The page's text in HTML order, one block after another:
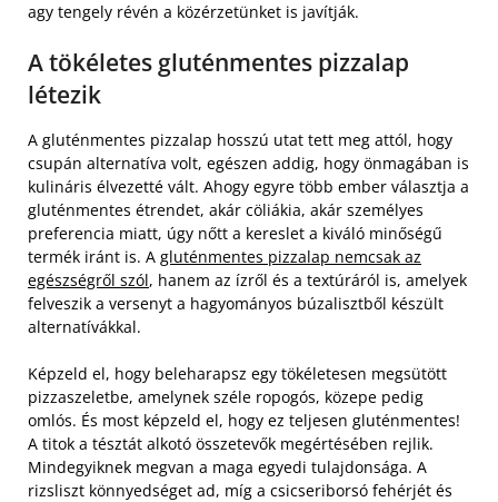
agy tengely révén a közérzetünket is javítják.
A tökéletes gluténmentes pizzalap
létezik
A gluténmentes pizzalap hosszú utat tett meg attól, hogy
csupán alternatíva volt, egészen addig, hogy önmagában is
kulináris élvezetté vált. Ahogy egyre több ember választja a
gluténmentes étrendet, akár cöliákia, akár személyes
preferencia miatt, úgy nőtt a kereslet a kiváló minőségű
termék iránt is. A gluténmentes pizzalap nemcsak az
egészségről szól, hanem az ízről és a textúráról is, amelyek
felveszik a versenyt a hagyományos búzalisztből készült
alternatívákkal.
Képzeld el, hogy beleharapsz egy tökéletesen megsütött
pizzaszeletbe, amelynek széle ropogós, közepe pedig
omlós. És most képzeld el, hogy ez teljesen gluténmentes!
A titok a tésztát alkotó összetevők megértésében rejlik.
Mindegyiknek megvan a maga egyedi tulajdonsága. A
rizsliszt könnyedséget ad, míg a csicseriborsó fehérjét és